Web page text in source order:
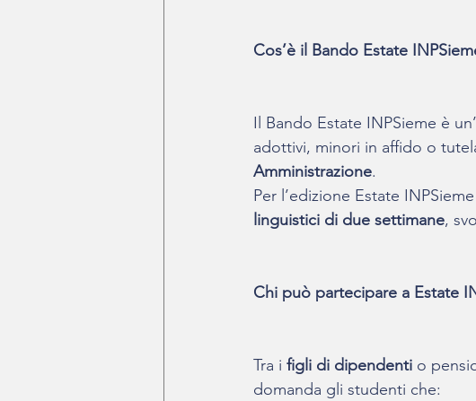
Cos’è il Bando Estate
Il Bando Estate INPSieme è
adottivi, minori in affido o
Amministrazione.
Per l’edizione Estate
linguistici di due settimane,
Chi può partecipare a Estate
Tra i figli di dipendenti o
domanda gli studenti che: